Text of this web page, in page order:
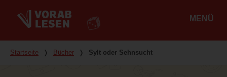
MENÜ
Du bist hier
Startseite ❭ Bücher ❭ Sylt oder Sehnsucht